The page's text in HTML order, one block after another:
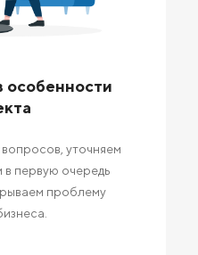
особенности
уточняем
в первую очередь
проблему